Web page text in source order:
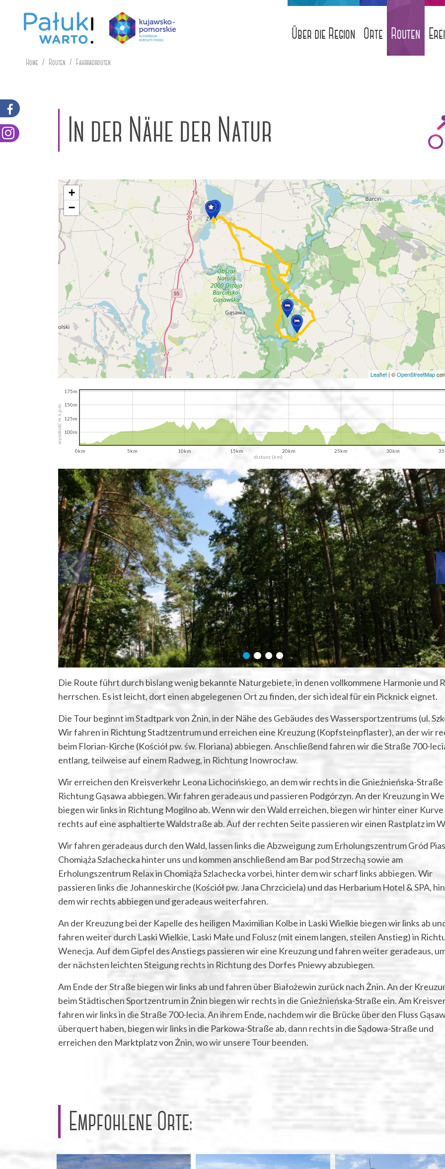
Über die Region Orte Routen
Home Routen Fahrradrouten
In der Nähe der Natur
+
−
Leaflet | ©OpenStreetMap
distanz (km)
wysokość m n.p.m.
0km 5km 10km 15km 20km 25km 30km
100m
125m
150m
175m
Die Route führt durch bislang wenig bekannte Naturgebiete, in denen vollkommene Harmonie und
herrschen. Es ist leicht, dort einen abgelegenen Ort zu finden, der sich ideal für ein Picknick eignet.
Die Tour beginnt im Stadtpark von Żnin, in der Nähe des Gebäudes des Wassersportzentrums (ul.
Wir fahren in Richtung Stadtzentrum und erreichen eine Kreuzung (Kopfsteinpflaster), an der wir
beim Florian-Kirche (Kościół pw. św. Floriana) abbiegen. Anschließend fahren wir die Straße 700-
entlang, teilweise auf einem Radweg, in Richtung Inowrocław.
Wir erreichen den Kreisverkehr Leona Lichocińskiego, an dem wir rechts in die Gnieźnieńska-Straße
Richtung Gąsawa abbiegen. Wir fahren geradeaus und passieren Podgórzyn. An der Kreuzung in
biegen wir links in Richtung Mogilno ab. Wenn wir den Wald erreichen, biegen wir hinter einer Kurve
rechts auf eine asphaltierte Waldstraße ab. Auf der rechten Seite passieren wir einen Rastplatz im
Wir fahren geradeaus durch den Wald, lassen links die Abzweigung zum Erholungszentrum Gród
Chomiąża Szlachecka hinter uns und kommen anschließend am Bar pod Strzechą sowie am
Erholungszentrum Relax in Chomiąża Szlachecka vorbei, hinter dem wir scharf links abbiegen. Wir
passieren links die Johanneskirche (Kościół pw. Jana Chrzciciela) und das Herbarium Hotel & SPA,
dem wir rechts abbiegen und geradeaus weiterfahren.
An der Kreuzung bei der Kapelle des heiligen Maximilian Kolbe in Laski Wielkie biegen wir links ab
fahren weiter durch Laski Wielkie, Laski Małe und Folusz (mit einem langen, steilen Anstieg) in
Wenecja. Auf dem Gipfel des Anstiegs passieren wir eine Kreuzung und fahren weiter geradeaus,
der nächsten leichten Steigung rechts in Richtung des Dorfes Pniewy abzubiegen.
Am Ende der Straße biegen wir links ab und fahren über Białożewin zurück nach Żnin. An der
beim Städtischen Sportzentrum in Żnin biegen wir rechts in die Gnieźnieńska-Straße ein. Am
fahren wir links in die Straße 700-lecia. An ihrem Ende, nachdem wir die Brücke über den Fluss
überquert haben, biegen wir links in die Parkowa-Straße ab, dann rechts in die Sądowa-Straße und
erreichen den Marktplatz von Żnin, wo wir unsere Tour beenden.
Empfohlene Orte: